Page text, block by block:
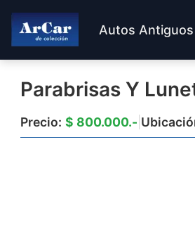
Autos Antiguos
Parabrisas Y
Precio: $ 800.000.-